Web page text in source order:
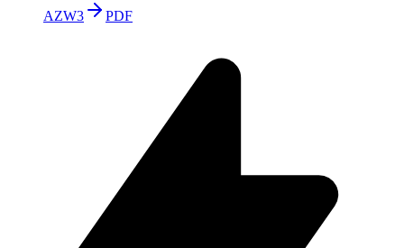
AZW3
PDF